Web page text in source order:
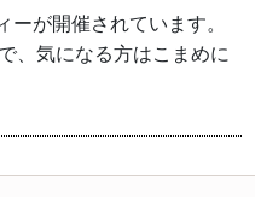
が開催されています。
、気になる方はこまめに